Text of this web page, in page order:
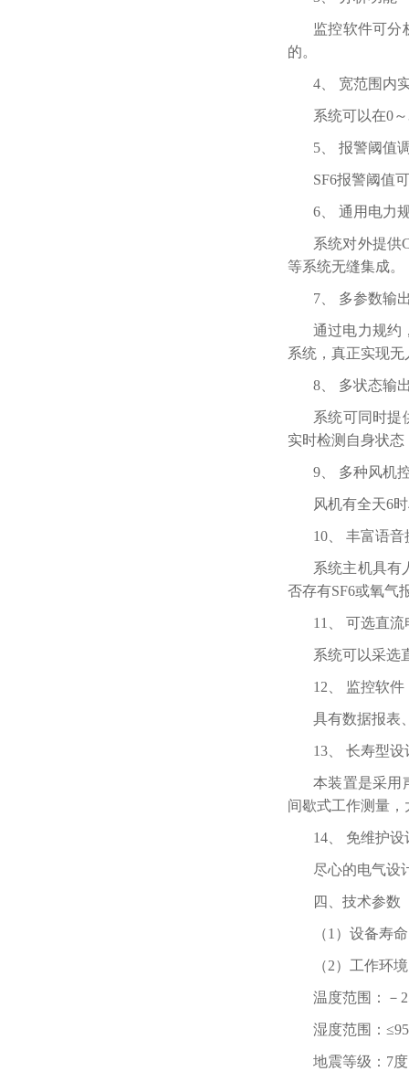
监控软件可分
的。
4、 宽范围内
系统可以在0
5、 报警阈值
SF6报警阈值
6、 通用电力
系统对外提供
等系统无缝集成。
7、 多参数输
通过电力规约
系统，真正实现
8、 多状态输
系统可同时提
实时检测自身状
9、 多种风机
风机有全天6
10、 丰富语
系统主机具有
否存有SF6或氧气
11、 可选直流
系统可以采选
12、 监控软件
具有数据报表
13、 长寿型设
本装置是采用
间歇式工作测量
14、 免维护设
尽心的电气设
四、技术参数
（1）设备寿
（2）工作环境
温度范围：－
湿度范围：
地震等级：7度